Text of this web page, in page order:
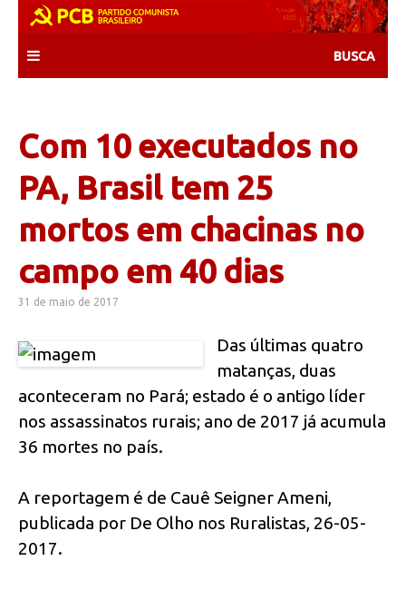
content
Com 10 executados no
PA, Brasil tem 25
mortos em chacinas no
campo em 40 dias
31 de maio de 2017
Das últimas quatro
matanças, duas
aconteceram no Pará; estado é o antigo líder
nos assassinatos rurais; ano de 2017 já acumula
36 mortes no país.
A reportagem é de Cauê Seigner Ameni,
publicada por De Olho nos Ruralistas, 26-05-
2017.